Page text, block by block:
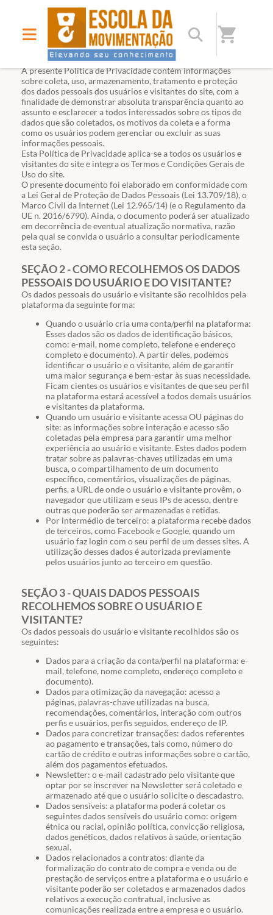
shopping_cart
SEÇÃO 1 - INFORMAÇÕES GERAIS
A presente Política de Privacidade contém informações
sobre coleta, uso, armazenamento, tratamento e proteção
dos dados pessoais dos usuários e visitantes do site, com a
finalidade de demonstrar absoluta transparência quanto ao
assunto e esclarecer a todos interessados sobre os tipos de
dados que são coletados, os motivos da coleta e a forma
como os usuários podem gerenciar ou excluir as suas
informações pessoais.
Esta Política de Privacidade aplica-se a todos os usuários e
visitantes do site e integra os Termos e Condições Gerais de
Uso do site.
O presente documento foi elaborado em conformidade com
a Lei Geral de Proteção de Dados Pessoais (Lei 13.709/18), o
Marco Civil da Internet (Lei 12.965/14) (e o Regulamento da
UE n. 2016/6790). Ainda, o documento poderá ser atualizado
em decorrência de eventual atualização normativa, razão
pela qual se convida o usuário a consultar periodicamente
esta seção.
SEÇÃO 2 - COMO RECOLHEMOS OS DADOS
PESSOAIS DO USUÁRIO E DO VISITANTE?
Os dados pessoais do usuário e visitante são recolhidos pela
plataforma da seguinte forma:
Quando o usuário cria uma conta/perfil na plataforma:
Esses dados são os dados de identificação básicos,
como: e-mail, nome completo, telefone e endereço
completo e documento). A partir deles, podemos
identificar o usuário e o visitante, além de garantir
uma maior segurança e bem-estar às suas necessidade.
Ficam cientes os usuários e visitantes de que seu perfil
na plataforma estará acessível a todos demais usuários
e visitantes da plataforma.
Quando um usuário e visitante acessa OU páginas do
site: as informações sobre interação e acesso são
coletadas pela empresa para garantir uma melhor
experiência ao usuário e visitante. Estes dados podem
tratar sobre as palavras-chaves utilizadas em uma
busca, o compartilhamento de um documento
específico, comentários, visualizações de páginas,
perfis, a URL de onde o usuário e visitante provêm, o
navegador que utilizam e seus IPs de acesso, dentre
outras que poderão ser armazenadas e retidas.
Por intermédio de terceiro: a plataforma recebe dados
de terceiros, como Facebook e Google, quando um
usuário faz login com o seu perfil de um desses sites. A
utilização desses dados é autorizada previamente
pelos usuários junto ao terceiro em questão.
SEÇÃO 3 - QUAIS DADOS PESSOAIS
RECOLHEMOS SOBRE O USUÁRIO E
VISITANTE?
Os dados pessoais do usuário e visitante recolhidos são os
seguintes:
Dados para a criação da conta/perfil na plataforma: e-
mail, telefone, nome completo, endereço completo e
documento).
Dados para otimização da navegação: acesso a
páginas, palavras-chave utilizadas na busca,
recomendações, comentários, interação com outros
perfis e usuários, perfis seguidos, endereço de IP.
Dados para concretizar transações: dados referentes
ao pagamento e transações, tais como, número do
cartão de crédito e outras informações sobre o cartão,
além dos pagamentos efetuados.
Newsletter: o e-mail cadastrado pelo visitante que
optar por se inscrever na Newsletter será coletado e
armazenado até que o usuário solicite o descadastro.
Dados sensíveis: a plataforma poderá coletar os
seguintes dados sensíveis do usuário como: origem
étnica ou racial, opinião política, convicção religiosa,
dados genéticos, dados relativos à saúde, orientação
sexual.
Dados relacionados a contratos: diante da
formalização do contrato de compra e venda ou de
prestação de serviços entre a plataforma e o usuário e
visitante poderão ser coletados e armazenados dados
relativos a execução contratual, inclusive as
comunicações realizada entre a empresa e o usuário.